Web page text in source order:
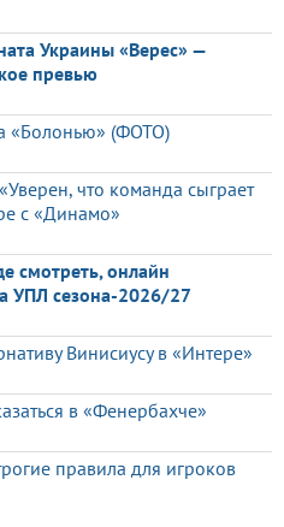
Украины «Верес» —
превью
«Болонью» (ФОТО)
что команда сыграет
с «Динамо»
смотреть, онлайн
УПЛ сезона-2026/27
Винисиусу в «Интере»
в «Фенербахче»
правила для игроков